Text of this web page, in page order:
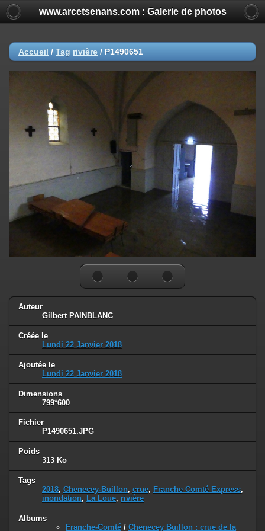
www.arcetsenans.com : Galerie de photos
Accueil / Tag rivière / P1490651
Auteur
Gilbert PAINBLANC
Créée le
Lundi 22 Janvier 2018
Ajoutée le
Lundi 22 Janvier 2018
Dimensions
799*600
Fichier
P1490651.JPG
Poids
313 Ko
Tags
2018, Chenecey-Buillon, crue, Franche Comté Express,
inondation, La Loue, rivière
Albums
Franche-Comté / Chenecey Buillon : crue de la